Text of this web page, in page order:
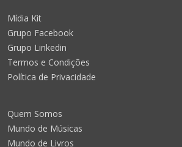
Mídia Kit
Grupo Facebook
Grupo Linkedin
Termos e Condições
Política de Privacidade
Quem Somos
Mundo de Músicas
Mundo de Livros